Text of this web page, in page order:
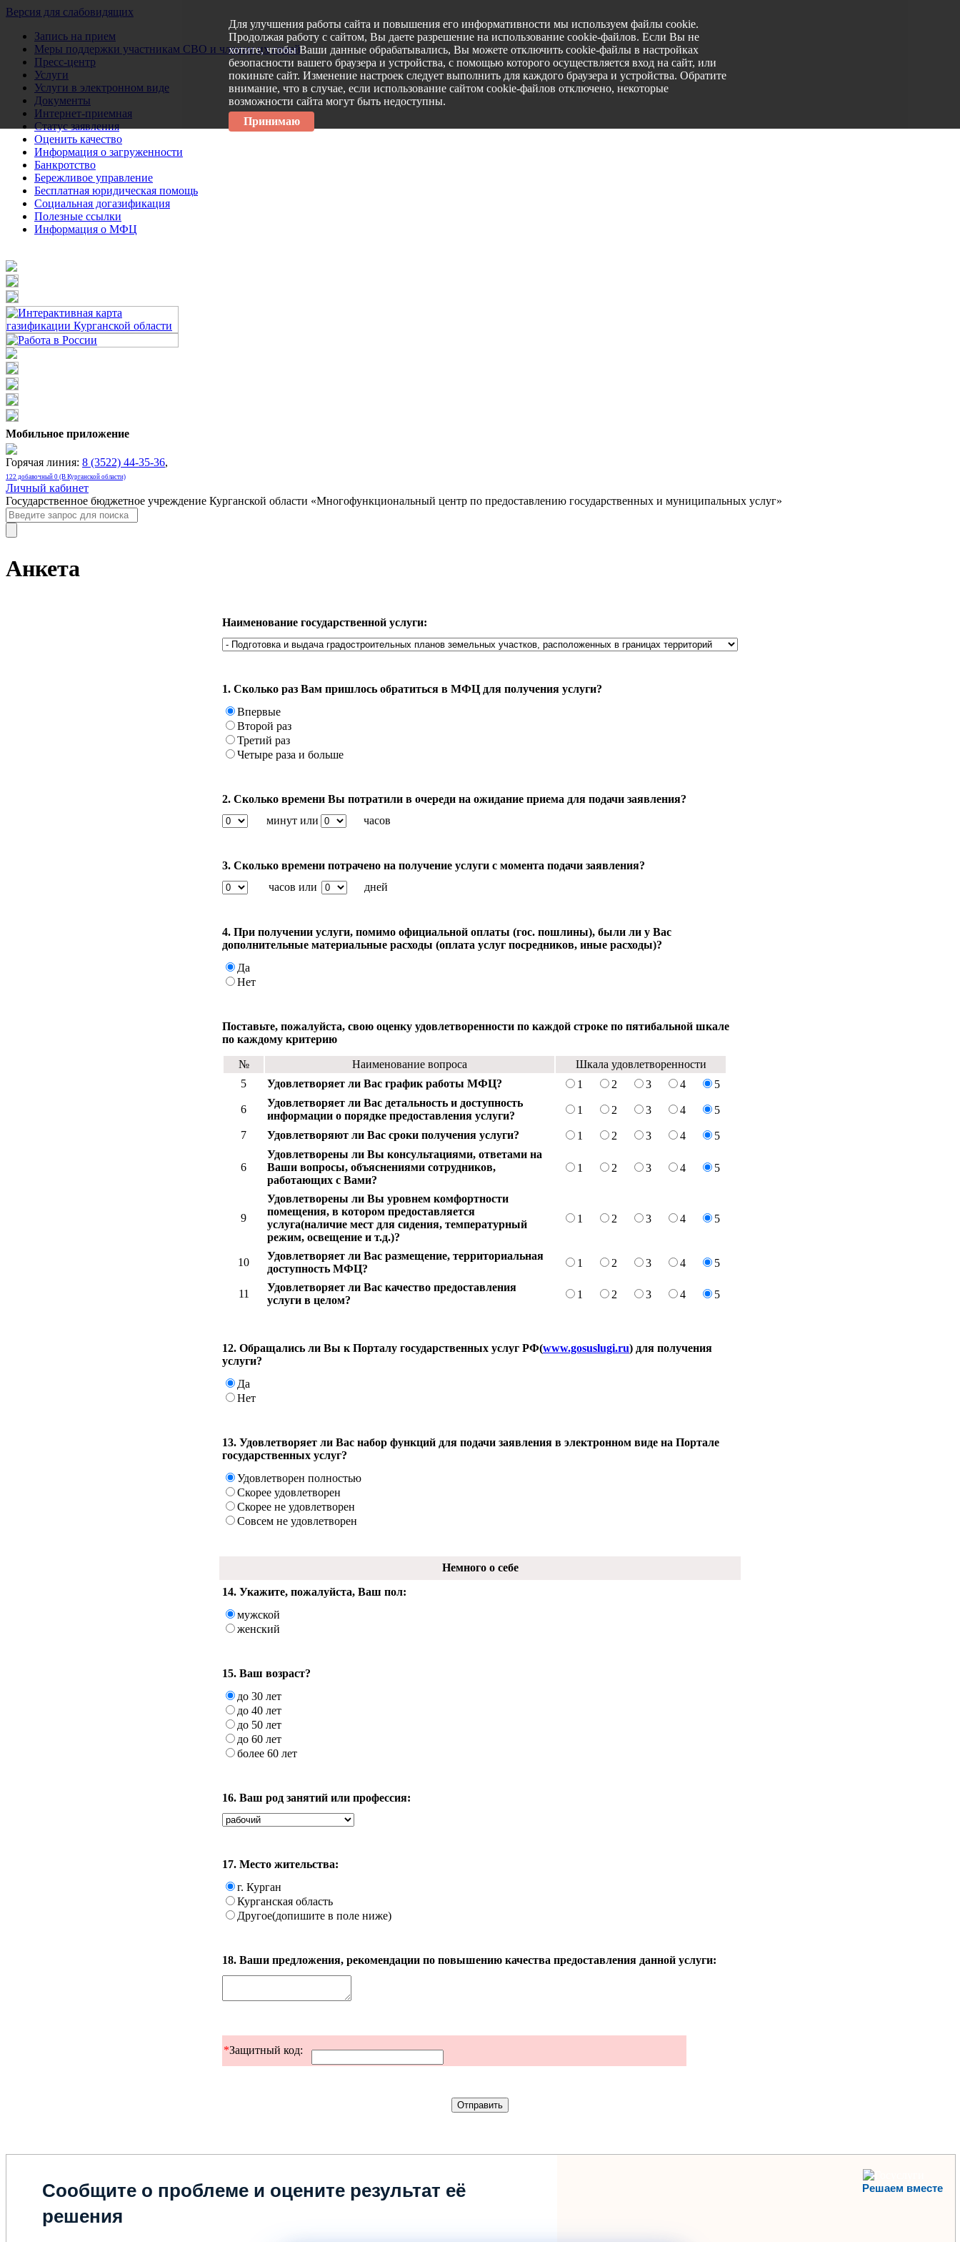
Версия для слабовидящих
Запись на прием
Меры поддержки участникам СВО и членам их семей
Пресс-центр
Услуги
Услуги в электронном виде
Документы
Интернет-приемная
Статус заявления
Оценить качество
Информация о загруженности
Банкротство
Бережливое управление
Бесплатная юридическая помощь
Социальная догазификация
Полезные ссылки
Информация о МФЦ
Мобильное приложение
Горячая линия: 8 (3522) 44-35-36,
122 добавочный 0 (В Курганской области)
Личный кабинет
Государственное бюджетное учреждение Курганской области «Многофункциональный центр по предоставлению государственных и муниципальных услуг»
Анкета
Наименование государственной услуги:
1. Сколько раз Вам пришлось обратиться в МФЦ для получения услуги?
Впервые
Второй раз
Третий раз
Четыре раза и больше
2. Сколько времени Вы потратили в очереди на ожидание приема для подачи заявления?
минут или
часов
3. Сколько времени потрачено на получение услуги с момента подачи заявления?
часов или
дней
4. При получении услуги, помимо официальной оплаты (гос. пошлины), были ли у Вас
дополнительные материальные расходы (оплата услуг посредников, иные расходы)?
Да
Нет
Поставьте, пожалуйста, свою оценку удовлетворенности по каждой строке по пятибальной шкале
по каждому критерию
№ Наименование вопроса
Шкала удовлетворенности
5
Удовлетворяет ли Вас график работы МФЦ? 1 2 3 4 5
6
Удовлетворяет ли Вас детальность и доступность
информации о порядке предоставления услуги?
1 2 3 4 5
7 Удовлетворяют ли Вас сроки получения услуги? 1 2 3 4 5
6
Удовлетворены ли Вы консультациями, ответами на
Ваши вопросы, объяснениями сотрудников,
работающих с Вами?
1 2 3 4 5
9
Удовлетворены ли Вы уровнем комфортности
помещения, в котором предоставляется
услуга(наличие мест для сидения, температурный
режим, освещение и т.д.)?
1 2 3 4 5
10
Удовлетворяет ли Вас размещение, территориальная
доступность МФЦ?
1 2 3 4 5
11
Удовлетворяет ли Вас качество предоставления
услуги в целом?
1 2 3 4 5
12. Обращались ли Вы к Порталу государственных услуг РФ(www.gosuslugi.ru) для получения
услуги?
Да
Нет
13. Удовлетворяет ли Вас набор функций для подачи заявления в электронном виде на Портале
государственных услуг?
Удовлетворен полностью
Скорее удовлетворен
Скорее не удовлетворен
Совсем не удовлетворен
Немного о себе
14. Укажите, пожалуйста, Ваш пол:
мужской
женский
15. Ваш возраст?
до 30 лет
до 40 лет
до 50 лет
до 60 лет
более 60 лет
16. Ваш род занятий или профессия:
17. Место жительства:
г. Курган
Курганская область
Другое(допишите в поле ниже)
18. Ваши предложения, рекомендации по повышению качества предоставления данной услуги:
*Защитный код:
Решаем вместе
Сообщите о проблеме и оцените результат её
решения
Для улучшения работы сайта и повышения его информативности мы используем файлы cookie.
Продолжая работу с сайтом, Вы даете разрешение на использование cookie-файлов. Если Вы не
хотите, чтобы Ваши данные обрабатывались, Вы можете отключить cookie-файлы в настройках
безопасности вашего браузера и устройства, с помощью которого осуществляется вход на сайт, или
покиньте сайт. Изменение настроек следует выполнить для каждого браузера и устройства. Обратите
внимание, что в случае, если использование сайтом cookie-файлов отключено, некоторые
возможности сайта могут быть недоступны.
Принимаю